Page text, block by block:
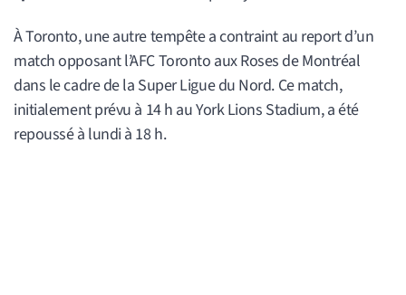
À Toronto, une autre tempête a contraint au report d’un
match opposant l’AFC Toronto aux Roses de Montréal
dans le cadre de la Super Ligue du Nord. Ce match,
initialement prévu à 14 h au York Lions Stadium, a été
repoussé à lundi à 18 h.